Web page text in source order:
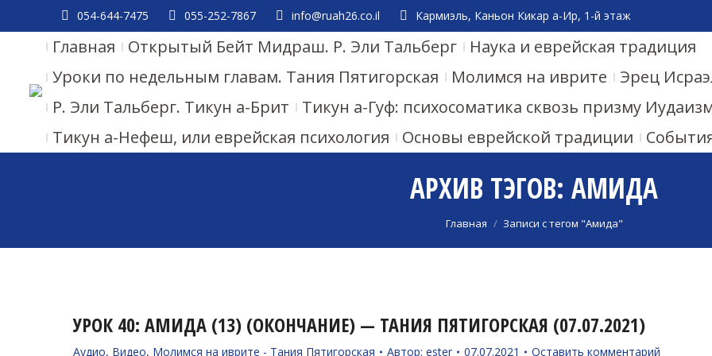
054-644-7475 055-252-7867 info@ruah26.co.il Кармиэль, Каньон Кикар а-Ир, 1-й этаж
Главная Открытый Бейт Мидраш. Р. Эли Тальберг
Наука и еврейская традиция
Уроки по недельным главам. Тания Пятигорская
Молимся на иврите
Эрец
Р. Эли Тальберг. Тикун а-Брит
Тикун а-Гуф: психосоматика сквозь призму
Тикун а-Нефеш, или еврейская психология
Основы еврейской традиции
АРХИВ ТЭГОВ: АМИДА
Вы здесь:
Главная Записи с тегом "Амида"
УРОК 40: АМИДА (13) (ОКОНЧАНИЕ) — ТАНИЯ ПЯТИГОРСКАЯ (07.07.2021)
Аудио, Видео, Молимся на иврите - Тания Пятигорская Автор: ester 07.07.2021 Оставить комментарий